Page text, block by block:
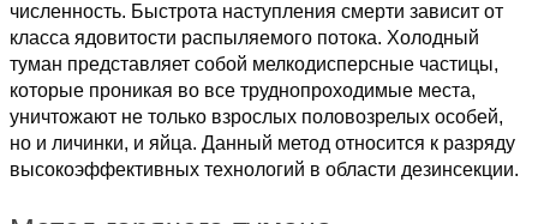
численность. Быстрота наступления смерти зависит от
класса ядовитости распыляемого потока. Холодный
туман представляет собой мелкодисперсные частицы,
которые проникая во все труднопроходимые места,
уничтожают не только взрослых половозрелых особей,
но и личинки, и яйца. Данный метод относится к разряду
высокоэффективных технологий в области дезинсекции.